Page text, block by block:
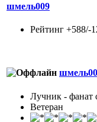
шмель009
Рейтинг +588/-
Лучник - фанат
Ветеран